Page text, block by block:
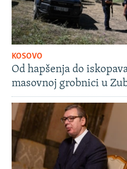
KOSOVO
Od hapšenja do
masovnoj grobnici u